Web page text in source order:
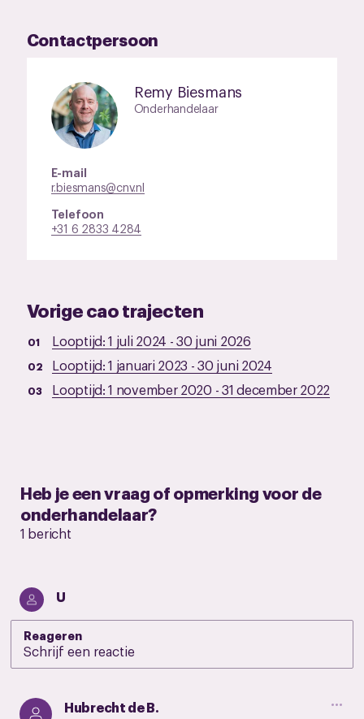
Contactpersoon
Remy Biesmans
Onderhandelaar
E-mail
r.biesmans@cnv.nl
Telefoon
+31 6 2833 4284
Vorige cao trajecten
Looptijd:1 juli 2024 -30 juni 2026
Looptijd:1 januari 2023 -30 juni 2024
Looptijd:1 november 2020 -31 december 2022
Heb je een vraag of opmerking voor de
onderhandelaar?
1 bericht
U
Reageren
Hubrecht de B.